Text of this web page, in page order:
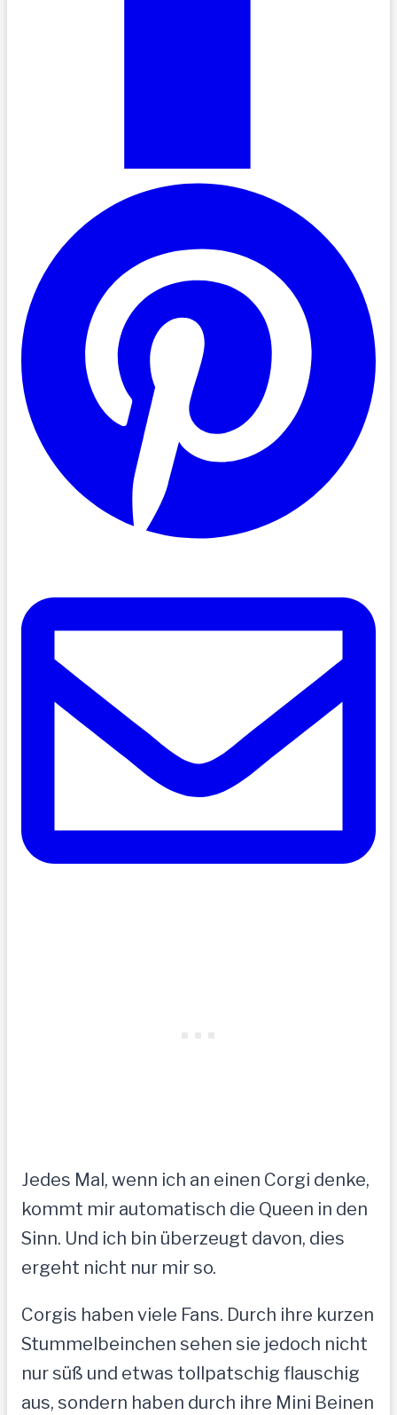
Jedes Mal, wenn ich an einen Corgi denke,
kommt mir automatisch die Queen in den
Sinn. Und ich bin überzeugt davon, dies
ergeht nicht nur mir so.
Corgis haben viele Fans. Durch ihre kurzen
Stummelbeinchen sehen sie jedoch nicht
nur süß und etwas tollpatschig flauschig
aus, sondern haben durch ihre Mini Beinen